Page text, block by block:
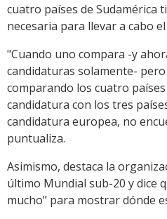
cuatro países de Sudamérica
necesaria para llevar a cabo
"Cuando uno compara -y
candidaturas solamente-
comparando los cuatro
candidatura con los tres
candidatura europea, no
puntualiza.
Asimismo, destaca la
último Mundial sub-20 y dice
mucho" para mostrar dónde